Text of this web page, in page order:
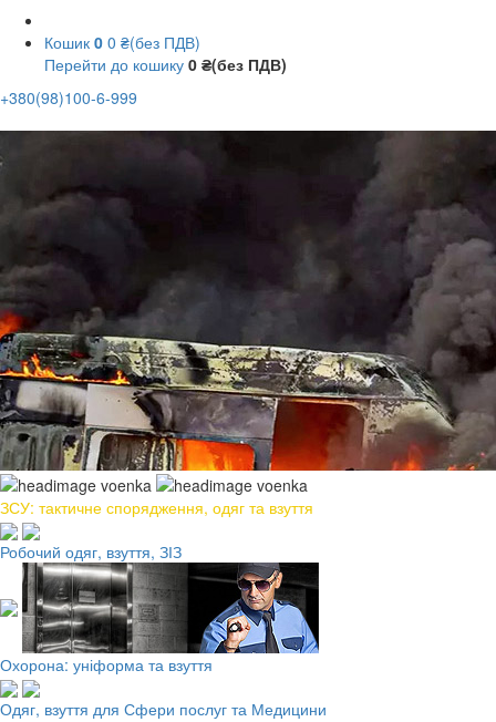
Кошик 0 0 ₴(без ПДВ)
Перейти до кошику 0 ₴(без ПДВ)
+380(98)100-6-999
ЗСУ: тактичне спорядження, одяг та взуття
Робочий одяг, взуття, ЗІЗ
Охорона: уніформа та взуття
Одяг, взуття для Сфери послуг та Медицини